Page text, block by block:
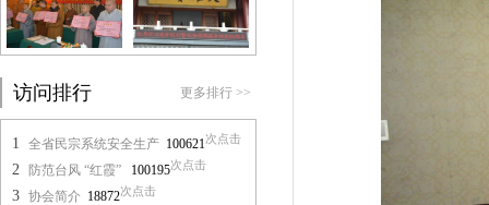
访问排行 更多排行 >>
1 全省民宗系统安全生产 100621次点击
2 防范台风 “红霞” 100195次点击
3 协会简介 18872次点击